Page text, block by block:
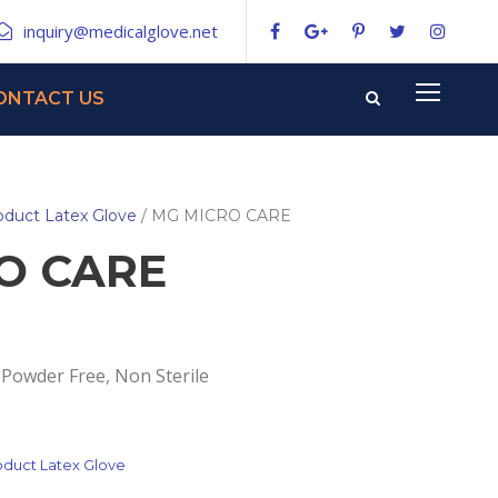
inquiry@medicalglove.net
US
Latex Glove / MG MICRO CARE
CARE
Free, Non Sterile
Latex Glove